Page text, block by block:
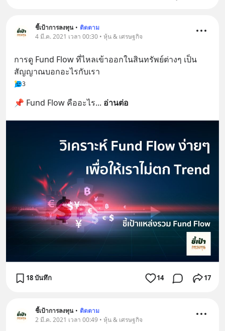
ชี้เป้าการลงทุน • ติดตาม
4 มี.ค. 2021 เวลา 00:30 • หุ้น & เศรษฐกิจ
การดู Fund Flow ที่ไหลเข้าออกในสินทรัพย์ต่างๆ เป็น
สัญญาณบอกอะไรกับเรา
3
📌 Fund Flow คืออะไร... อ่านต่อ
18 บันทึก 14 17
ชี้เป้าการลงทุน • ติดตาม
2 มี.ค. 2021 เวลา 00:49 • หุ้น & เศรษฐกิจ